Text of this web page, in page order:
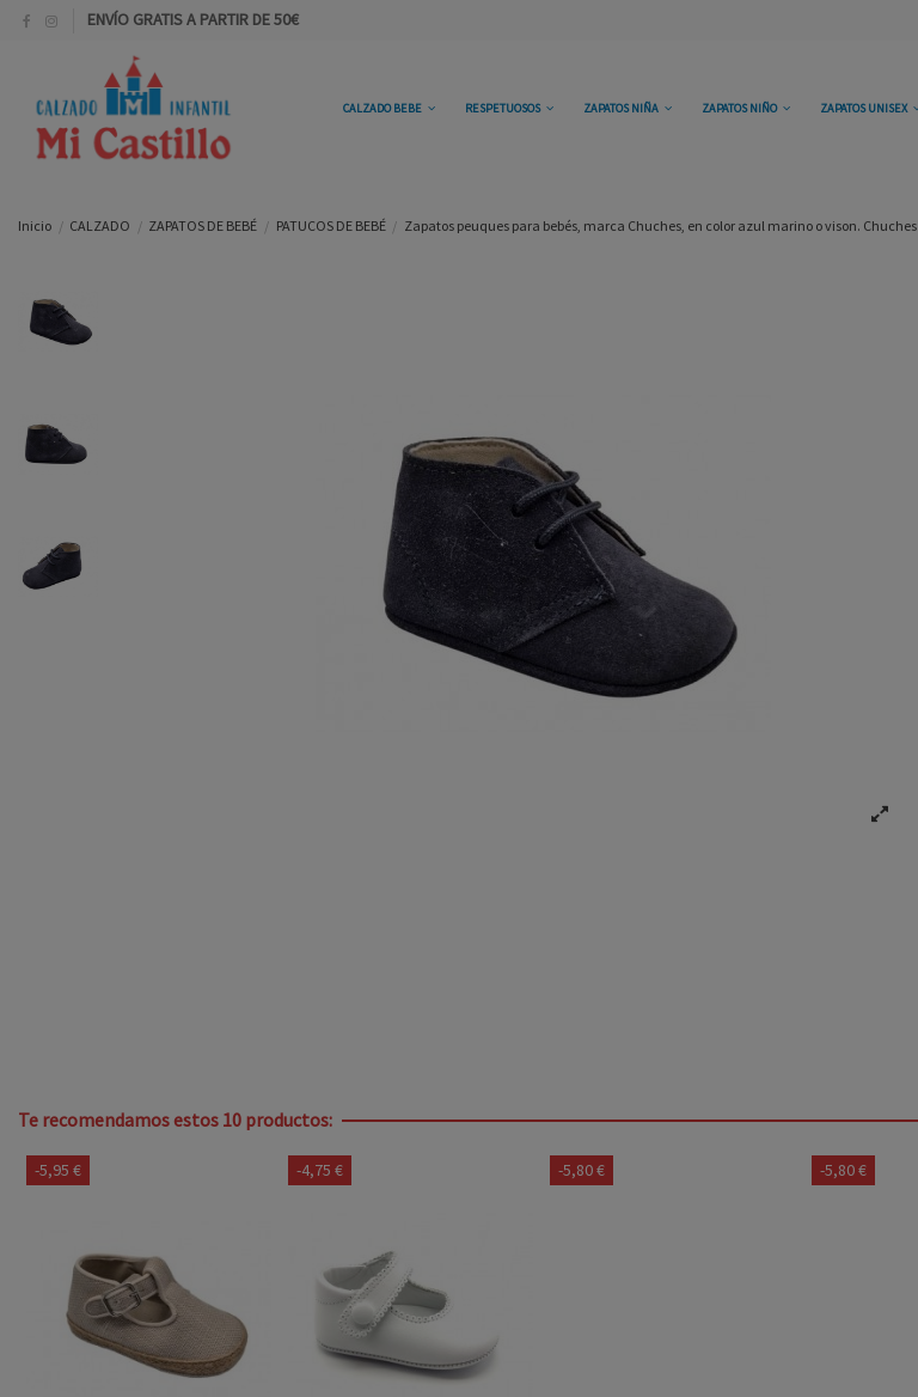
ENVÍO GRATIS A PARTIR DE 50€
CALZADO BEBE RESPETUOSOS ZAPATOS NIÑA ZAPATOS NIÑO ZAPATOS UNISEX
Inicio CALZADO ZAPATOS DE BEBÉ PATUCOS DE BEBÉ Zapatos peuques para bebés, marca Chuches, en color azul marino o vison. Chuches
Te recomendamos estos 10 productos:
-5,95 € -4,75 € -5,80 € -5,80 €